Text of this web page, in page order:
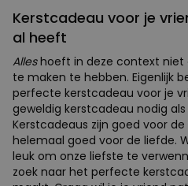
Kerstcadeau voor je
al heeft
Alleshoeft in deze context niet
te maken te hebben. Eigenlijk
perfecte kerstcadeau voor je
geweldig kerstcadeau nodig
Kerstcadeaus zijn goed voor
helemaal goed voor de liefde.
leuk om onze liefste te
zoek naar het perfecte